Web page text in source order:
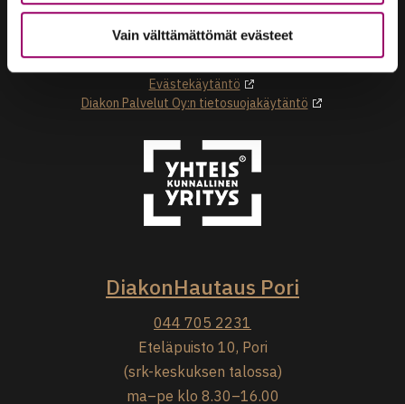
Vain välttämättömät evästeet
Evästekäytäntö
Diakon Palvelut Oy:n tietosuojakäytäntö
DiakonHautaus Pori
044 705 2231
Eteläpuisto 10, Pori
(srk-keskuksen talossa)
ma–pe klo 8.30–16.00